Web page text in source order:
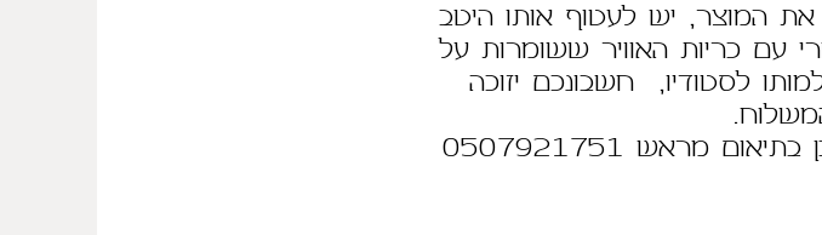
את המוצר, יש לעטוף אותו היטב
עם כריות האוויר ששומרות על
לסטודיו, חשבונכם יזוכה
להחלפת המוצר בסטודיו- ניתן כמובן בתיאום מראש 0507921751